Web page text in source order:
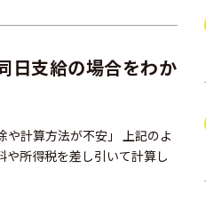
日支給の場合をわか
や計算方法が不安」 上記のよ
や所得税を差し引いて計算し